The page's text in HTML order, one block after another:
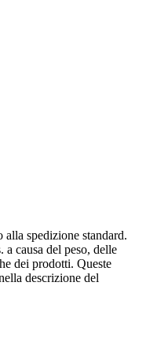
spedizione standard.
a causa del peso, delle
dei prodotti. Queste
descrizione del